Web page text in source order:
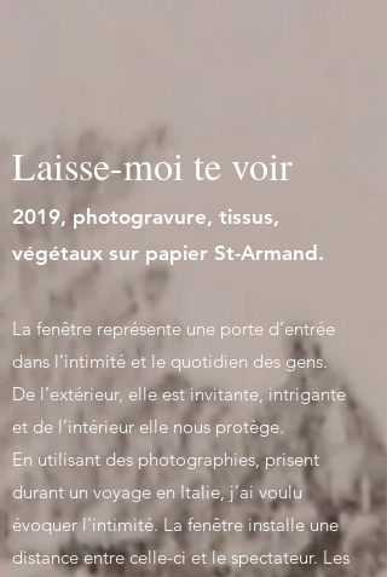
Laisse-moi te voir
2019, photogravure, tissus,
végétaux sur papier St-Armand.
La fenêtre représente une porte d’entrée
dans l’intimité et le quotidien des gens.
De l’extérieur, elle est invitante, intrigante
et de l’intérieur elle nous protège.
En utilisant des photographies, prisent
durant un voyage en Italie, j’ai voulu
évoquer l’intimité. La fenêtre installe une
distance entre celle-ci et le spectateur. Les